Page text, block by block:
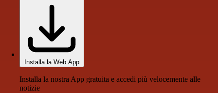
Installa la Web App
Installa la nostra App gratuita e accedi più velocemente alle
notizie